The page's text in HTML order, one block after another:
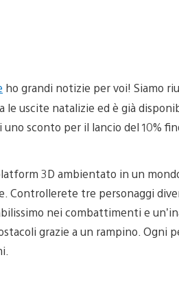
ho grandi notizie per voi! Siamo
le uscite natalizie ed è già
sconto per il lancio del 10%
3D ambientato in un
Controllerete tre personaggi
nei combattimenti e
grazie a un rampino. Ogni